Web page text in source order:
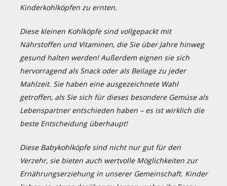
Kinderkohlköpfen zu ernten.
Diese kleinen Kohlköpfe sind vollgepackt mit
Nährstoffen und Vitaminen, die Sie über Jahre hinweg
gesund halten werden! Außerdem eignen sie sich
hervorragend als Snack oder als Beilage zu jeder
Mahlzeit. Sie haben eine ausgezeichnete Wahl
getroffen, als Sie sich für dieses besondere Gemüse als
Lebenspartner entschieden haben – es ist wirklich die
beste Entscheidung überhaupt!
Diese Babykohlköpfe sind nicht nur gut für den
Verzehr, sie bieten auch wertvolle Möglichkeiten zur
Ernährungserziehung in unserer Gemeinschaft. Kinder